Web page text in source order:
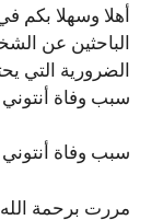
أهلا وسهلا بكم
الباحثين عن
الضرورية التي
سبب وفاة أنتوني
سبب وفاة أنتوني